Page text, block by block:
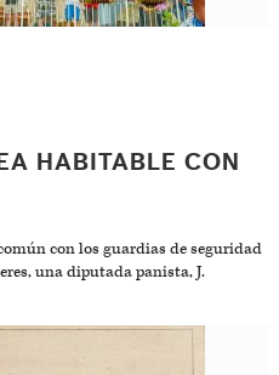
HABITABLE CON
con los guardias de seguridad
una diputada panista, J.